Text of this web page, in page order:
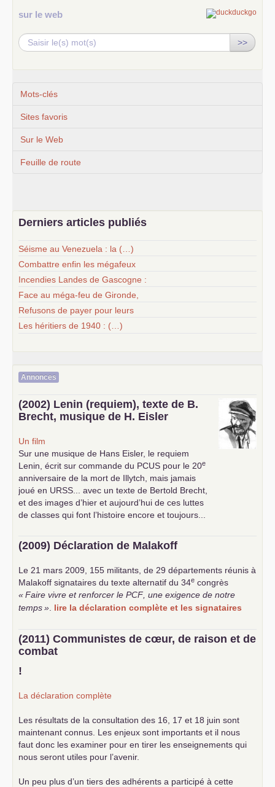
sur le web
>>
Mots-clés
Sites favoris
Sur le Web
Feuille de route
Derniers articles publiés
Séisme au Venezuela : la (…)
Combattre enfin les mégafeux
Incendies Landes de Gascogne :
Face au méga-feu de Gironde,
Refusons de payer pour leurs
Les héritiers de 1940 : (…)
Annonces
(2002) Lenin (requiem), texte de B.
Brecht, musique de H. Eisler
Un film
Sur une musique de Hans Eisler, le requiem
Lenin, écrit sur commande du PCUS pour le 20e
anniversaire de la mort de Illytch, mais jamais
joué en URSS ... avec un texte de Bertold Brecht,
et des images d’hier et aujourd’hui de ces luttes
de classes qui font l’histoire encore et toujours...
(2009) Déclaration de Malakoff
Le 21 mars 2009, 155 militants, de 29 départements réunis à
Malakoff signataires du texte alternatif du 34e congrès
«Faire vivre et renforcer le PCF , une exigence de notre
temps» lire la déclaration complète et les signataires
(2011) Communistes de cœur, de raison et de
combat
!
La déclaration complète
Les résultats de la consultation des 16, 17 et 18 juin sont
maintenant connus. Les enjeux sont importants et il nous
faut donc les examiner pour en tirer les enseignements qui
nous seront utiles pour l’avenir.
Un peu plus d’un tiers des adhérents a participé à cette